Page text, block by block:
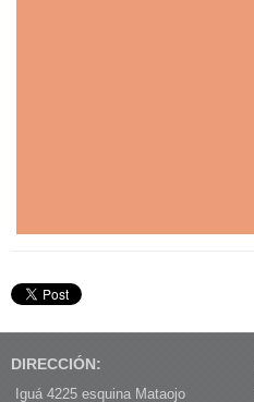
DIRECCIÓN:
Iguá 4225 esquina Mataojo